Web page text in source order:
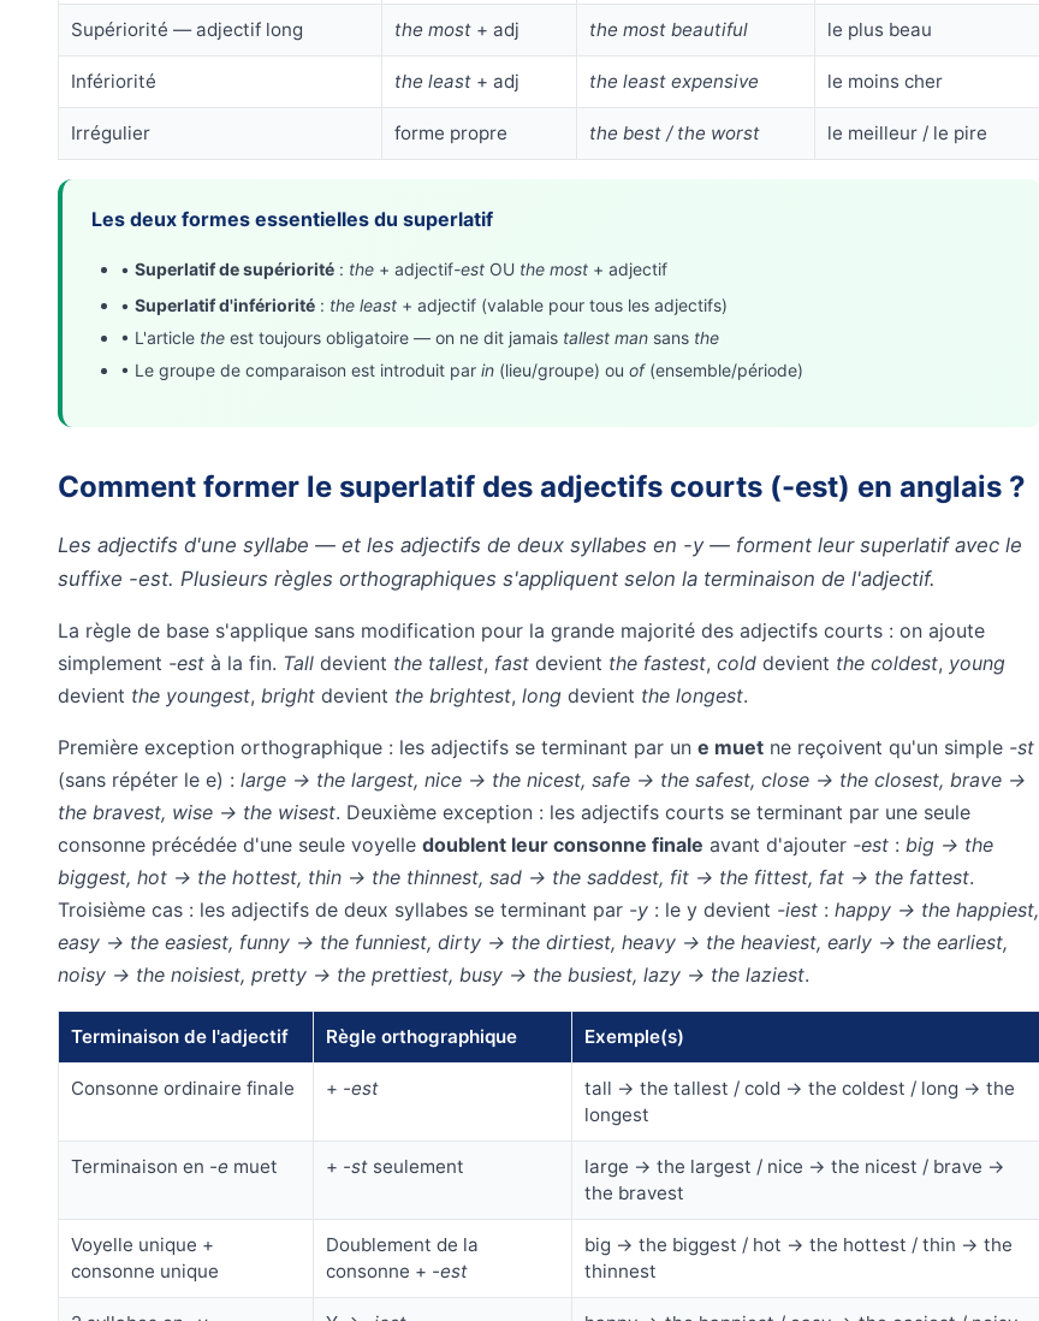
Supériorité — adjectif long the most + adj the most beautiful le plus beau
Infériorité the least + adj the least expensive le moins cher
Irrégulier forme propre the best / the worst le meilleur / le pire
Les deux formes essentielles du superlatif
• Superlatif de supériorité : the + adjectif-est OU the most + adjectif
• Superlatif d'infériorité : the least + adjectif (valable pour tous les adjectifs)
• L'article the est toujours obligatoire — on ne dit jamais tallest man sans the
• Le groupe de comparaison est introduit par in (lieu/groupe) ou of(ensemble/période)
Comment former le superlatif des adjectifs courts (-est) en anglais ?
Les adjectifs d'une syllabe — et les adjectifs de deux syllabes en -y — forment leur superlatif avec le
suffixe -est. Plusieurs règles orthographiques s'appliquent selon la terminaison de l'adjectif.
La règle de base s'applique sans modification pour la grande majorité des adjectifs courts : on ajoute
simplement -est à la fin. Tall devient the tallest, fast devient the fastest, cold devient the coldest, young
devient the youngest, bright devient the brightest, long devient the longest.
Première exception orthographique : les adjectifs se terminant par un e muet ne reçoivent qu'un simple -st
(sans répéter le e) : large → the largest, nice → the nicest, safe → the safest, close → the closest, brave →
the bravest, wise → the wisest. Deuxième exception : les adjectifs courts se terminant par une seule
consonne précédée d'une seule voyelle doublent leur consonne finale avant d'ajouter -est : big → the
biggest, hot → the hottest, thin → the thinnest, sad → the saddest, fit → the fittest, fat → the fattest.
Troisième cas : les adjectifs de deux syllabes se terminant par -y : le y devient -iest : happy → the happiest,
easy → the easiest, funny → the funniest, dirty → the dirtiest, heavy → the heaviest, early → the earliest,
noisy → the noisiest, pretty → the prettiest, busy → the busiest, lazy → the laziest.
Terminaison de l'adjectif Règle orthographique Exemple(s)
Consonne ordinaire finale + -est
tall → the tallest / cold → the coldest / long → the
longest
Terminaison en -e muet + -st seulement
large → the largest / nice → the nicest / brave →
the bravest
Voyelle unique +
consonne unique
Doublement de la
consonne + -est
big → the biggest / hot → the hottest / thin → the
thinnest